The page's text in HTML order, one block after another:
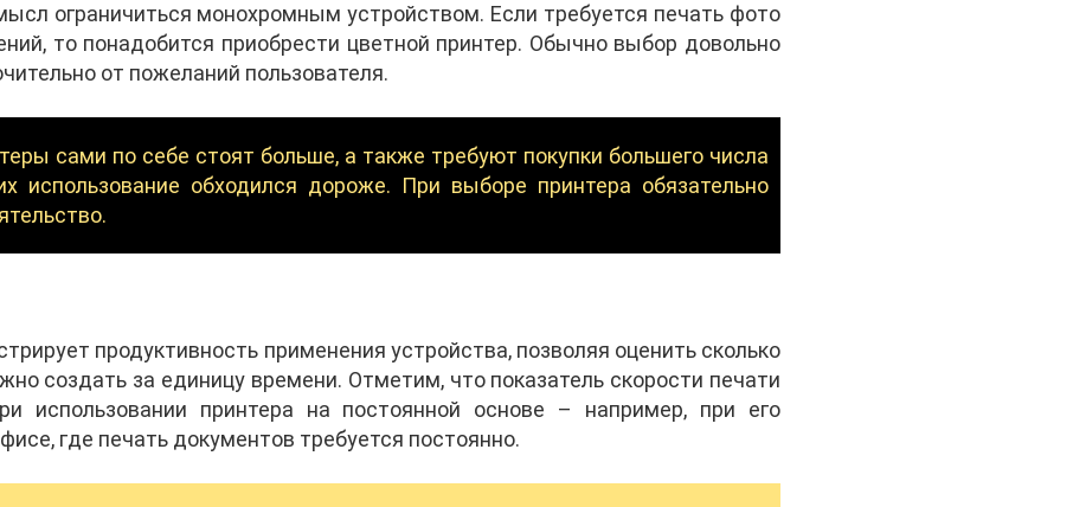
ограничиться монохромным устройством. Если требуется печать фото
то понадобится приобрести цветной принтер. Обычно выбор довольно
от пожеланий пользователя.
сами по себе стоят больше, а также требуют покупки большего числа
использование обходился дороже. При выборе принтера обязательно
продуктивность применения устройства, позволяя оценить сколько
создать за единицу времени. Отметим, что показатель скорости печати
использовании принтера на постоянной основе – например, при его
где печать документов требуется постоянно.